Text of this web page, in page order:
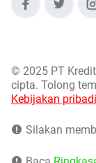
© 2025 PT
cipta. Tolong
Kebijakan pribadi
Silakan